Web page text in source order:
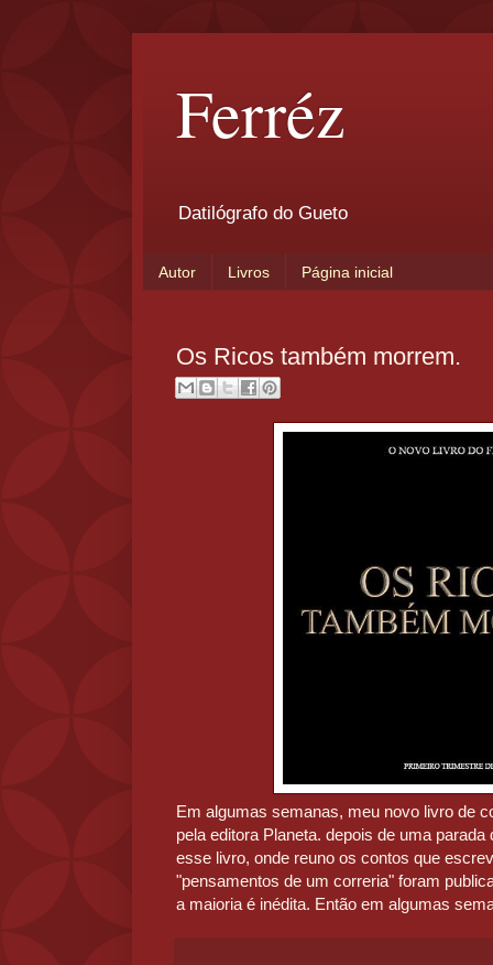
Ferréz
Datilógrafo do Gueto
Autor Livros Página inicial
Os Ricos também morrem.
Em algumas semanas, meu novo livro de
pela editora Planeta. depois de uma
esse livro, onde reuno os contos que
"pensamentos de um correria" foram
a maioria é inédita. Então em algumas